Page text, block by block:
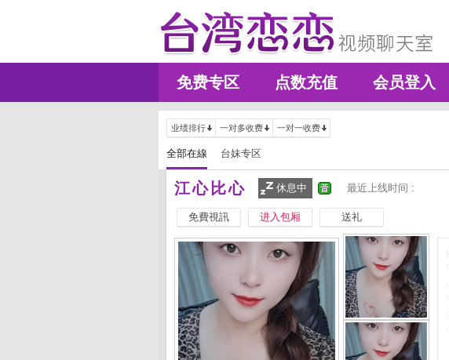
免费专区 点数充值 会员登入
业绩排行 一对多收费 一对一收费
全部在線 台妹专区
江心比心 休息中 最近上线时间 :
免費視訊 进入包厢 送礼